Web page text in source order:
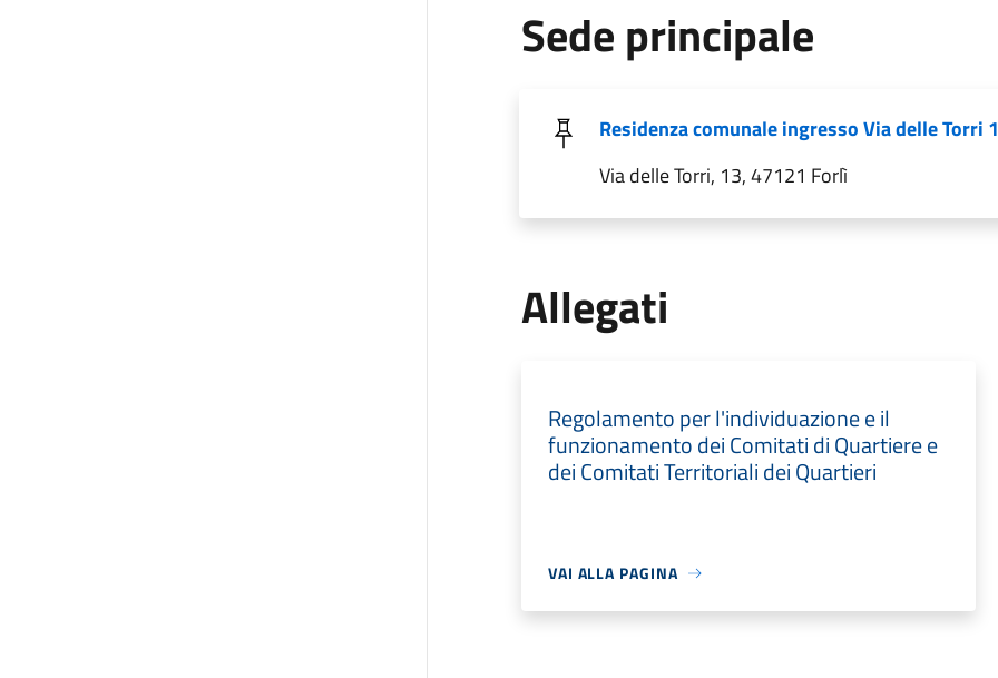
Sede principale
Residenza comunale ingresso Via delle Torri
Via delle Torri, 13, 47121 Forlì
Allegati
Regolamento per l'individuazione e il
funzionamento dei Comitati di Quartiere e
dei Comitati Territoriali dei Quartieri
VAI ALLA PAGINA